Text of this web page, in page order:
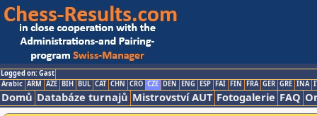
Logged on: Gast
Arabic ARM AZE BIH BUL CAT CHN CRO CZE DEN ENG ESP FAI FIN FRA GER GRE INA
Domů Databáze turnajů Mistrovství AUT Fotogalerie FAQ